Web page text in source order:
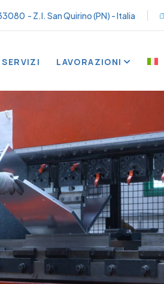
- Z.I. San Quirino (PN) - Italia
SERVIZI LAVORAZIONI